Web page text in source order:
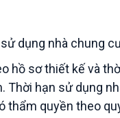
dụng nhà chung
hồ sơ thiết kế và
hạn sử dụng
quyền theo